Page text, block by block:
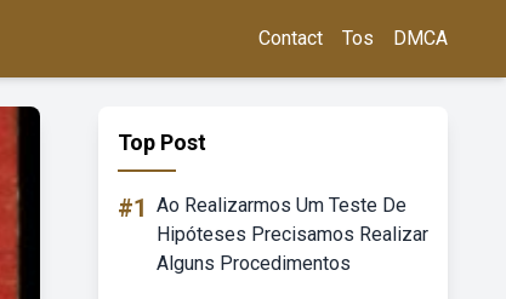
Contact Tos DMCA
Top Post
#1 Ao Realizarmos Um Teste De
Hipóteses Precisamos Realizar
Alguns Procedimentos